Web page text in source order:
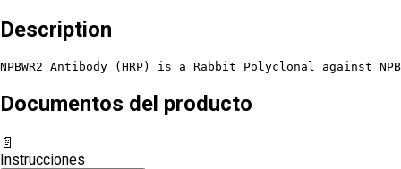
Description
NPBWR2 Antibody (HRP) is a Rabbit Polyclonal against
Documentos del producto
📄
Instrucciones